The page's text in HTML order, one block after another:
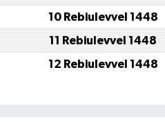
10 Rebiulevvel 1448
11 Rebiulevvel 1448
12 Rebiulevvel 1448